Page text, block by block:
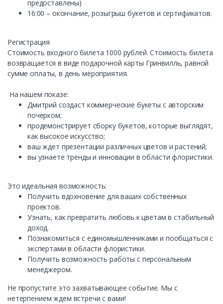
предоставлены)
16:00 – окончание, розыгрыш букетов и сертификатов.
Регистрация
Стоимость входного билета 1000 рублей. Стоимость билета
возвращается в виде подарочной карты Гринвилль, равной
сумме оплаты, в день мероприятия.
На нашем показе:
Дмитрий создаст коммерческие букеты с авторским
почерком;
продемонстрирует сборку букетов, которые выглядят,
как высокое искусство;
ваш ждет презентации различных цветов и растений;
вы узнаете тренды и инновации в области флористики.
Это идеальная возможность:
Получить вдохновение для ваших собственных
проектов.
Узнать, как превратить любовь к цветам в стабильный
доход.
Познакомиться с единомышленниками и пообщаться с
экспертами в области флористики.
Получить возможность работы с персональным
менеджером.
Не пропустите это захватывающее событие. Мы с
нетерпением ждем встречи с вами!